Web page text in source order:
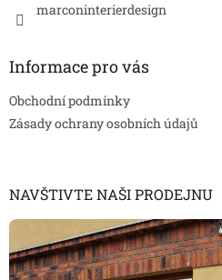
marconinterierdesign
Informace pro vás
Obchodní podmínky
Zásady ochrany osobních údajů
NAVŠTIVTE NAŠI PRODEJNU